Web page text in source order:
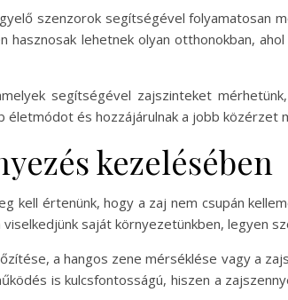
szenzorok segítségével folyamatosan
lehetnek olyan otthonokban,
segítségével zajszinteket
életmódot és hozzájárulnak a jobb közérzet
kezelésében
kell értenünk, hogy a zaj nem csupán
saját környezetünkben, legyen
a hangos zene mérséklése vagy a
is kulcsfontosságú, hiszen a